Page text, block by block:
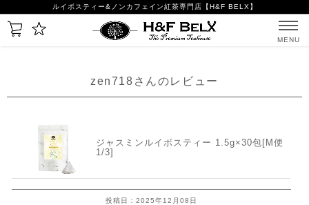
ルイボスティー&ノンカフェイン紅茶専門店【H&F BELX】
MENU
zen718さんのレビュー
ジャスミンルイボスティー 1.5g×30包[M便
1/3]
投稿日：2025年12月08日